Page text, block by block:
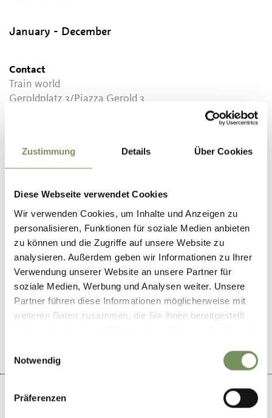
Zustimmung Details Über Cookies
Diese Webseite verwendet Cookies
Wir verwenden Cookies, um Inhalte und Anzeigen zu
personalisieren, Funktionen für soziale Medien anbieten
zu können und die Zugriffe auf unsere Website zu
analysieren. Außerdem geben wir Informationen zu Ihrer
Verwendung unserer Website an unsere Partner für
soziale Medien, Werbung und Analysen weiter. Unsere
Partner führen diese Informationen möglicherweise mit
weiteren Daten zusammen, die Sie ihnen bereitgestellt
Notwendig
Präferenzen
January - December
Contact
Train world
Geroldplatz 3/Piazza Gerold 3
www.partschins.com
T+39 0473 967157
Recommended period
all-season
DID YOU FIND THIS CONTENT HELPFUL?
YES NO